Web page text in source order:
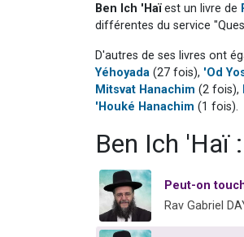
Ben Ich 'Haïest un livre de
différentes du service
D'autres de ses livres ont
Yéhoyada (27 fois), 'Od
Mitsvat Hanachim (2 fois),
'Houké Hanachim (1 fois).
Ben Ich 'Haï
Peut-on
Rav Gabriel